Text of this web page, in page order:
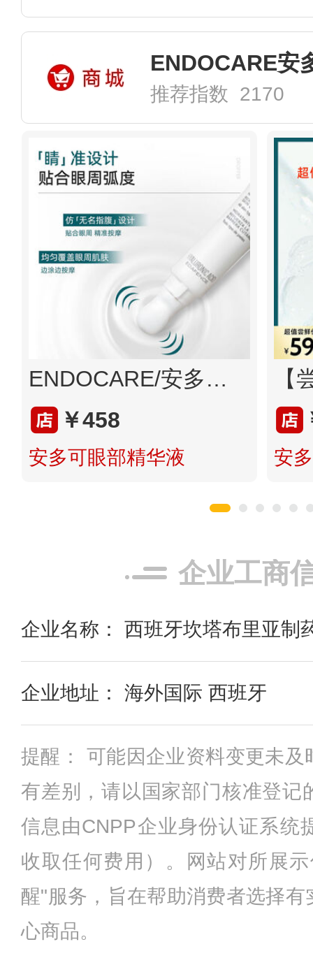
推荐指数 2170
ENDOCARE/安多可透明质酸眼部焕润轮廓液烟酰胺15ml西班牙正品
￥458
安多可眼部精华液 安
企业工商
企业名称： 西班牙坎塔布里亚制
企业地址： 海外国际 西班牙
提醒： 可能因企业资料变更未
有差别，请以国家部门核准登记
信息由CNPP企业身份认证系统
收取任何费用）。网站对所展
醒"服务，旨在帮助消费者选择
心商品。